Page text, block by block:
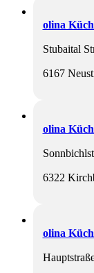
olina
Stubaital
6167
olina
6322
olina